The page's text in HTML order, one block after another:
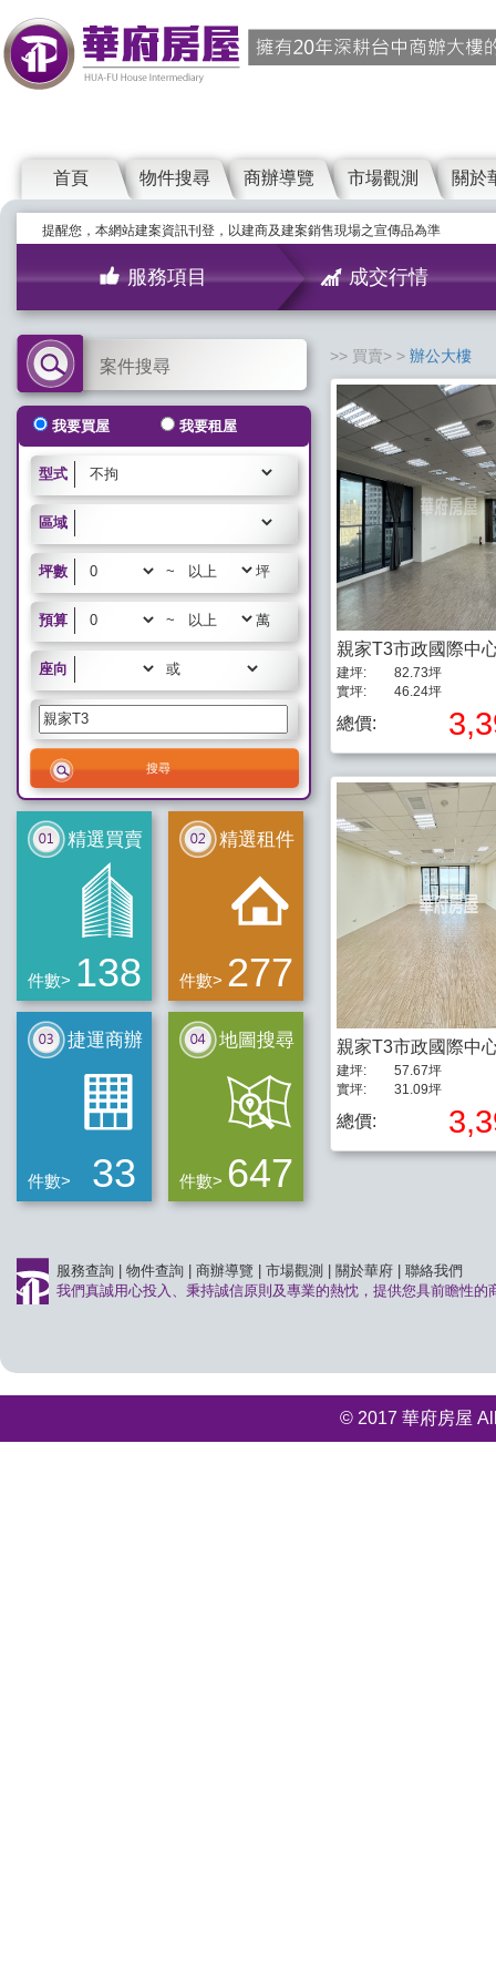
首頁 物件搜尋 商辦導覽 市場觀測 關於
提醒您，本網站建案資訊刊登，以建商及建案銷售現場之宣傳品為準
服務項目 成交行情
案件搜尋
我要買屋 我要租屋
型式
區域
坪數 ~ 坪
預算 ~ 萬
座向 或
精選買賣
件數> 138
精選租件
件數> 277
捷運商辦
件數> 33
地圖搜尋
件數> 647
買賣> 辦公大樓
親家T3市政國際中
建坪:
82.73坪
實坪:
46.24坪
總價:
親家T3市政國際中
建坪:
57.67坪
實坪:
31.09坪
總價:
服務查詢 物件查詢 商辦導覽 市場觀測 關於華府
聯絡我們
我們真誠用心投入、秉持誠信原則及專業的熱忱，提供您具前瞻性的
© 2017 華府房屋